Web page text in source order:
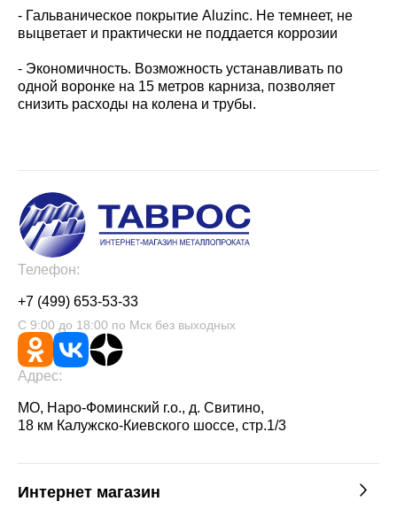
- Гальваническое покрытие Aluzinc. Не темнеет, не
выцветает и практически не поддается коррозии
- Экономичность. Возможность устанавливать по
одной воронке на 15 метров карниза, позволяет
снизить расходы на колена и трубы.
Телефон:
+7 (499) 653-53-33
С 9:00 до 18:00 по Мск без выходных
Адрес:
МО, Наро-Фоминский г.о., д. Свитино,
18 км Калужско-Киевского шоссе, стр.1/3
Интернет магазин